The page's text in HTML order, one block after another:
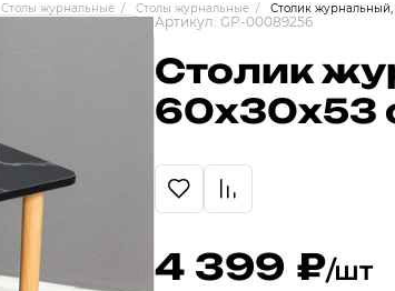
Столы журнальные / Столы журнальные / Столик журнальный,
Артикул: GP-00089256
Столик
60х30х53
4 399 /шт